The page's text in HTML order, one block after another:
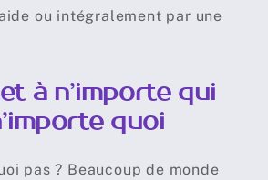
ou intégralement par une
à n’importe qui
quoi
pas ? Beaucoup de monde